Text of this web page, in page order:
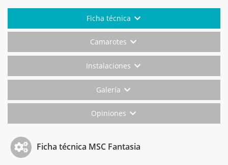
Ficha técnica
Camarotes
Instalaciones
Galería
Opiniones
Ficha técnica MSC Fantasia